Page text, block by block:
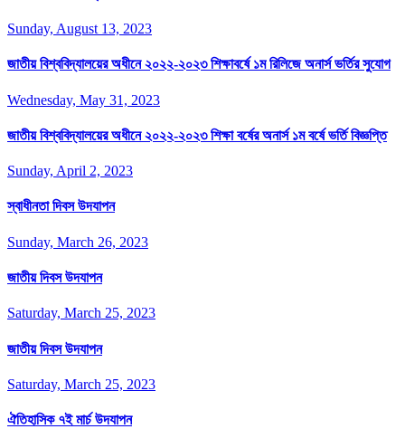
Sunday, August 13, 2023
জাতীয় বিশ্ববিদ্যালয়ের অধীনে ২০২২-২০২৩ শিক্ষাবর্ষে ১ম রিলিজে অনার্স ভর্তির সুযোগ
Wednesday, May 31, 2023
জাতীয় বিশ্ববিদ্যালয়ের অধীনে ২০২২-২০২৩ শিক্ষা বর্ষের অনার্স ১ম বর্ষে ভর্তি বিজ্ঞপ্তি
Sunday, April 2, 2023
স্বাধীনতা দিবস উদযাপন
Sunday, March 26, 2023
জাতীয় দিবস উদযাপন
Saturday, March 25, 2023
জাতীয় দিবস উদযাপন
Saturday, March 25, 2023
ঐতিহাসিক ৭ই মার্চ উদযাপন